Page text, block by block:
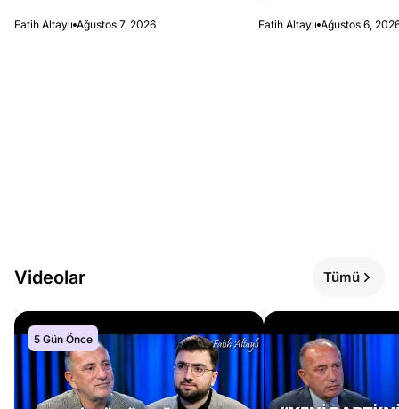
Fatih Altaylı Ağustos 7, 2026 Fatih Altaylı Ağustos 6,
Videolar Tümü
5 Gün Önce